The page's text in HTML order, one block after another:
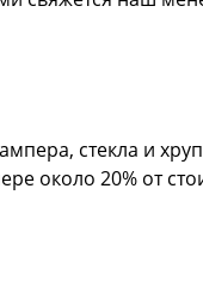
стекла и
около 20% от